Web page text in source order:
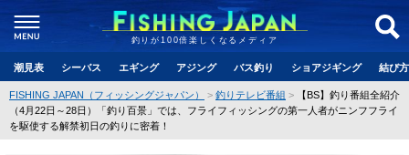
釣りが100倍楽しくなるメディア
潮見表 シーバス エギング アジング バス釣り ショアジギング 結び
FISHING JAPAN（フィッシングジャパン） 釣りテレビ番組
【BS】釣り番組全紹介
（4月22日～28日）「釣り百景」では、フライフィッシングの第一人者がニンフフライ
を駆使する解禁初日の釣りに密着！